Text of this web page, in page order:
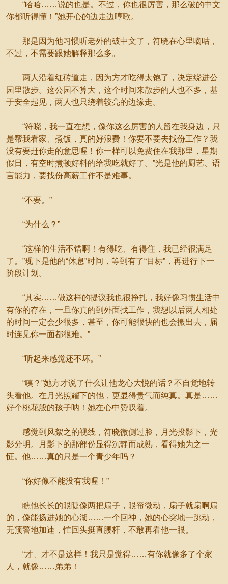
“哈哈……说的也是。不过，你也很厉害，那么破的中文
你都听得懂！”她开心的边走边哼歌。
那是因为他习惯听老外的破中文了，符晓在心里嘀咕，
不过，不需要跟她解释那么多。
两人沿着红砖道走，因为方才吃得太饱了，决定绕进公
园里散步。这公园不算大，这个时间来散步的人也不多，基
于安全起见，两人也只绕着较亮的边缘走。
“符晓，我一直在想，像你这么厉害的人留在我身边，只
是帮我看家、煮饭，真的好浪费！你要不要去找份工作？我
没有要赶你走的意思喔！你一样可以免费住在我那里，星期
假日，有空时煮顿好料的给我吃就好了。”光是他的厨艺、语
言能力，要找份高薪工作不是难事。
“不要。”
“为什么？”
“这样的生活不错啊！有得吃、有得住，我已经很满足
了。”现下是他的“休息”时间，等到有了“目标”，再进行下一
阶段计划。
“其实……做这样的提议我也很挣扎，我好像习惯生活中
有你的存在，一旦你真的到外面找工作，我想以后两人相处
的时间一定会少很多，甚至，你可能很快的也会搬出去，届
时连见你一面都很难。”
“听起来感觉还不坏。”
“咦？”她方才说了什么让他龙心大悦的话？不自觉地转
头看他。在月光照耀下的他，更显得贵气而纯真。真是……
好个桃花般的孩子呐！她在心中赞叹着。
感觉到风絮之的视线，符晓微侧过脸，月光投影下，光
影分明。月影下的那部份显得沉静而成熟，看得她为之一
怔。他……真的只是一个青少年吗？
“你好像不能没有我喔！”
瞧他长长的眼睫像两把扇子，眼帘微动，扇子就扇啊扇
的，像能扬进她的心湖……一个回神，她的心突地一跳动，
无预警地加速，忙回头挺直腰杆，不敢再看他一眼。
“才、才不是这样！我只是觉得……有你就像多了个家
人，就像……弟弟！